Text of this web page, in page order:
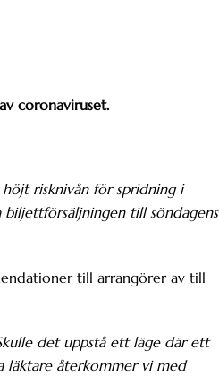
coronaviruset.
risknivån för spridning i
till söndagens
till arrangörer av till
det uppstå ett läge där ett
läktare återkommer vi med